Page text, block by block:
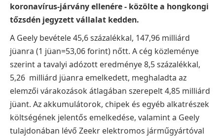
koronavírus-járvány ellenére - közölte a hongkongi
tőzsdén jegyzett vállalat kedden.
A Geely bevétele 45,6 százalékkal, 147,96 milliárd
jüanra (1 jüan=53,06 forint) nőtt. A cég közleménye
szerint a tavalyi adózott eredménye 8,5 százalékkal,
5,26 milliárd jüanra emelkedett, meghaladta az
elemzői várakozások átlagában szerepelt 4,85 milliárd
jüant. Az akkumulátorok, chipek és egyéb alkatrészek
költségének jelentős emelkedése, valamint a Geely
tulajdonában lévő Zeekr elektromos járműgyártóval